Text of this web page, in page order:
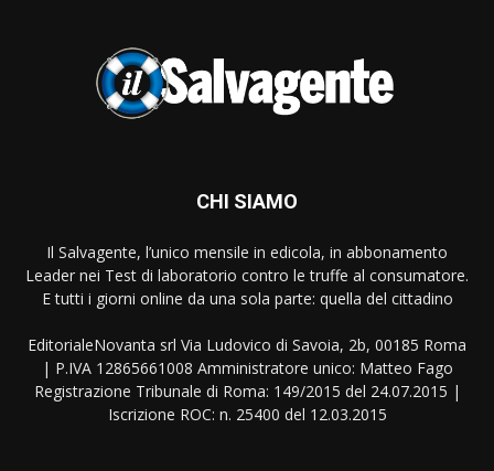
CHI SIAMO
Il Salvagente, l’unico mensile in edicola, in abbonamento
Leader nei Test di laboratorio contro le truffe al consumatore.
E tutti i giorni online da una sola parte: quella del cittadino
EditorialeNovanta srl Via Ludovico di Savoia, 2b, 00185 Roma
| P.IVA 12865661008 Amministratore unico: Matteo Fago
Registrazione Tribunale di Roma: 149/2015 del 24.07.2015 |
Iscrizione ROC: n. 25400 del 12.03.2015